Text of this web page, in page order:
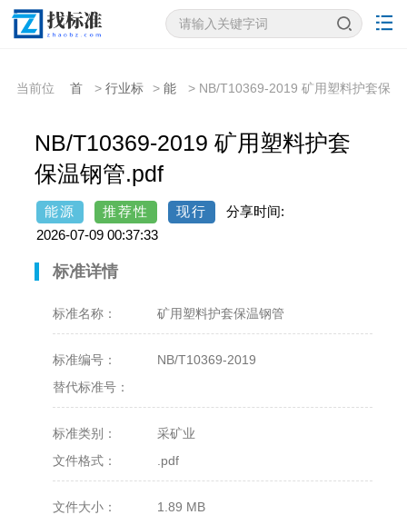
当前位
首
>行业标
> 能
> NB/T10369-2019 矿用塑料护套保
NB/T10369-2019 矿用塑料护套
保温钢管.pdf
能源 推荐性 现行
分享时间:
2026-07-09 00:37:33
标准详情
标准名称： 矿用塑料护套保温钢管
标准编号：
NB/T10369-2019
替代标准号：
标准类别：
采矿业
文件格式：
.pdf
文件大小：
1.89 MB